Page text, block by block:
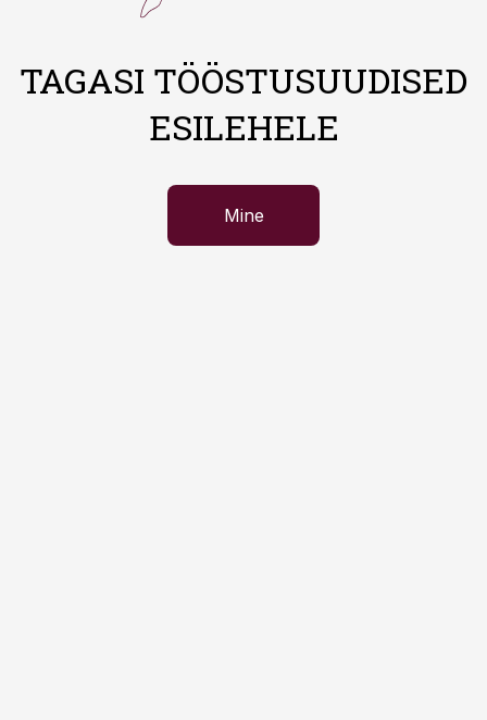
TAGASI TÖÖSTUSUUDISED
ESILEHELE
Mine